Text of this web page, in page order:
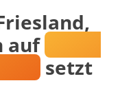
aufMark-
setzt